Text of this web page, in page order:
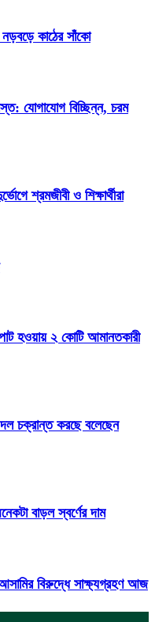
কাঠের সাঁকো
যোগাযোগ বিচ্ছিন্ন, চরম
শ্রমজীবী ও শিক্ষার্থীরা
হওয়ায় ২ কোটি আমানতকারী
চক্রান্ত করছে বলেছেন
বাড়ল স্বর্ণের দাম
বিরুদ্ধে সাক্ষ্যগ্রহণ আজ